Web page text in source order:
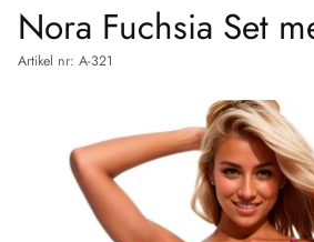
Nora Fuchsia Set
Artikel nr: A-321